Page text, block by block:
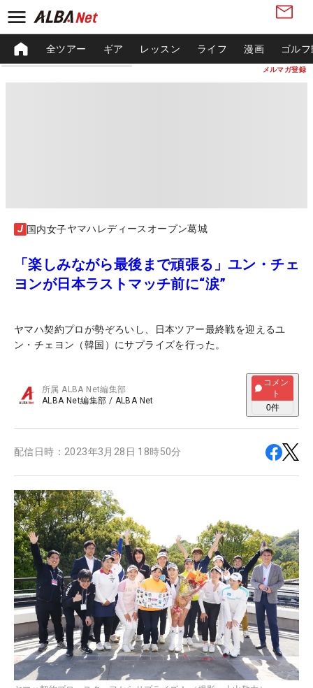
メルマガ登録
全ツアー ギア レッスン ライフ 漫画 ゴル
国内女子ヤマハレディースオープン葛城
「楽しみながら最後まで頑張る」ユン・チェ
ヨンが日本ラストマッチ前に“涙”
ヤマハ契約プロが勢ぞろいし、日本ツアー最終戦を迎えるユ
ン・チェヨン（韓国）にサプライズを行った。
所属ALBA Net編集部
ALBA Net編集部 / ALBA Net
コメン
ト
0件
配信日時： 2023年3月28日 18時50分